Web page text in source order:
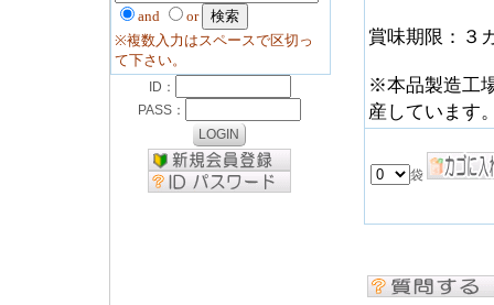
and
or
※複数入力はスペースで区切っ
て下さい。
賞味期限：３
※本品製造工
産しています